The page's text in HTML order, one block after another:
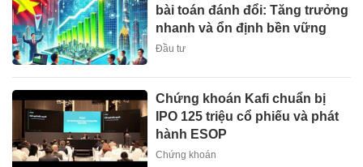
bài toán đánh đổi: Tăng trưởng
nhanh và ổn định bền vững
Đầu tư
Chứng khoán Kafi chuẩn bị
IPO 125 triệu cổ phiếu và phát
hành ESOP
Chứng khoán